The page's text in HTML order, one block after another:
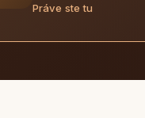
Práve ste tu